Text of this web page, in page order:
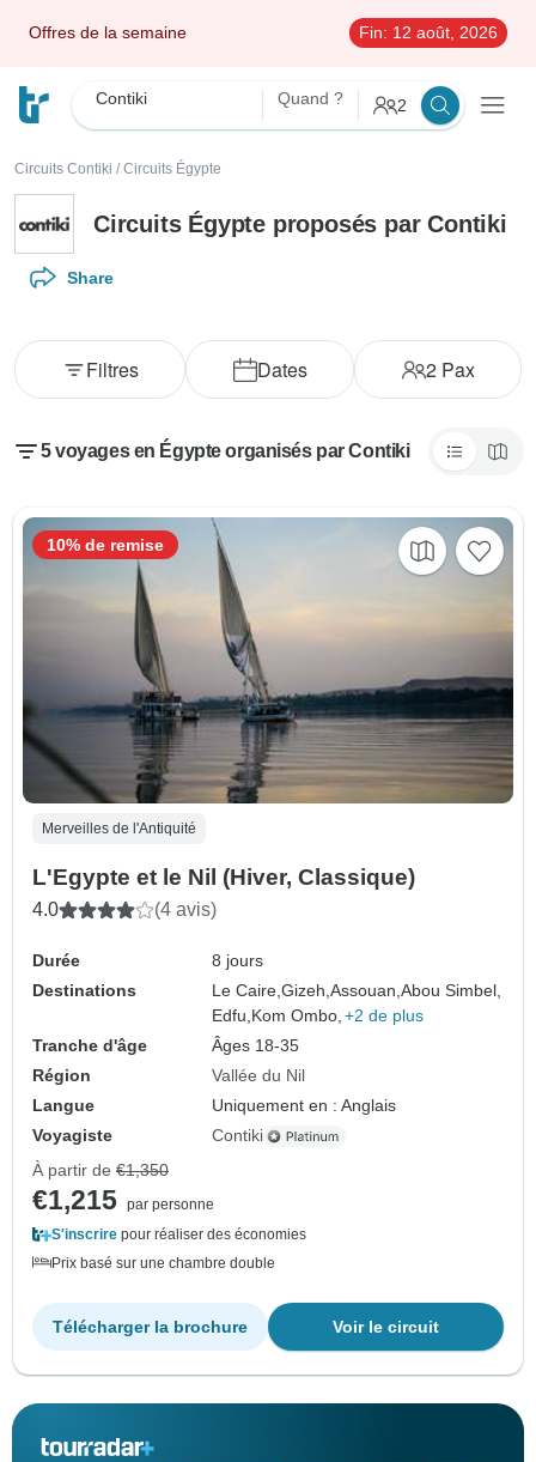
Offres de la semaine Fin: 12 août, 2026
Contiki Quand ? 2
Circuits Contiki / Circuits Égypte
Circuits Égypte proposés par Contiki
Share
Dates 2Pax
Filtres
5 voyages en Égypte organisés par Contiki
Merveilles de l'Antiquité
L'Egypte et le Nil (Hiver, Classique)
4.0 (4 avis)
Durée
8 jours
Destinations
Le Caire,Gizeh,Assouan,Abou Simbel,
Edfu, Kom Ombo, +2 de plus
Tranche d'âge
Âges 18-35
Région
Vallée du Nil
Langue
Uniquement en : Anglais
Voyagiste
Contiki
10% de remise
À partir de €1,350
€1,215 par personne
S'inscrire pour réaliser des économies
Prix basé sur une chambre double
Voir le circuit
Télécharger la brochure